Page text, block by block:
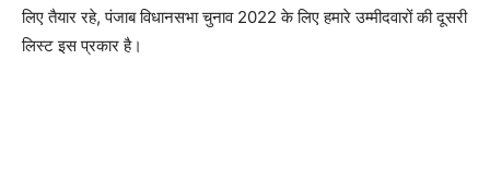
लिए तैयार रहे, पंजाब विधानसभा चुनाव 2022 के लिए हमारे उम्मीदवारों की दूसरी
लिस्ट इस प्रकार है।